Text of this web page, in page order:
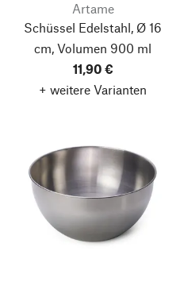
Artame
Schüssel Edelstahl, Ø 16
cm, Volumen 900 ml
11,90 €
+ weitere Varianten